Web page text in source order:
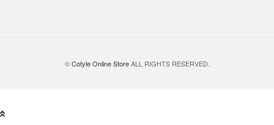
©Cotyle Online StoreALL RIGHTS RESERVED.